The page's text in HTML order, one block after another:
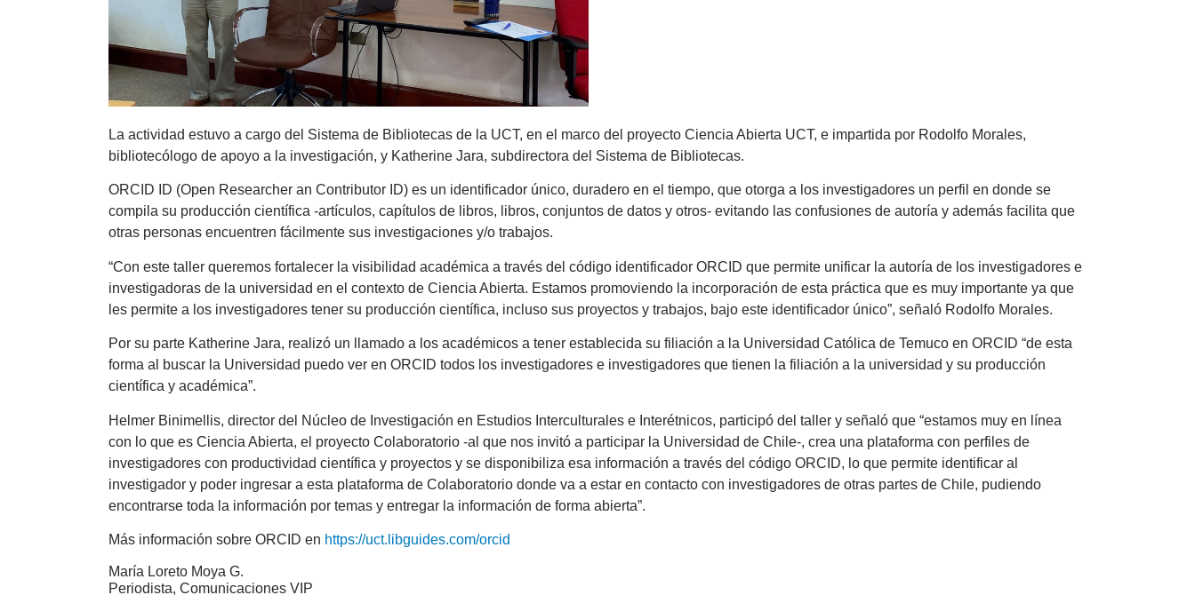
La actividad estuvo a cargo del Sistema de Bibliotecas de la UCT, en el marco del proyecto Ciencia Abierta UCT, e impartida por Rodolfo Morales,
bibliotecólogo de apoyo a la investigación, y Katherine Jara, subdirectora del Sistema de Bibliotecas.
ORCID ID (Open Researcher an Contributor ID) es un identificador único, duradero en el tiempo, que otorga a los investigadores un perfil en donde se
compila su producción científica -artículos, capítulos de libros, libros, conjuntos de datos y otros- evitando las confusiones de autoría y además facilita que
otras personas encuentren fácilmente sus investigaciones y/o trabajos.
“Con este taller queremos fortalecer la visibilidad académica a través del código identificador ORCID que permite unificar la autoría de los investigadores e
investigadoras de la universidad en el contexto de Ciencia Abierta. Estamos promoviendo la incorporación de esta práctica que es muy importante ya que
les permite a los investigadores tener su producción científica, incluso sus proyectos y trabajos, bajo este identificador único”, señaló Rodolfo Morales.
Por su parte Katherine Jara, realizó un llamado a los académicos a tener establecida su filiación a la Universidad Católica de Temuco en ORCID “de esta
forma al buscar la Universidad puedo ver en ORCID todos los investigadores e investigadores que tienen la filiación a la universidad y su producción
científica y académica”.
Helmer Binimellis, director del Núcleo de Investigación en Estudios Interculturales e Interétnicos, participó del taller y señaló que “estamos muy en línea
con lo que es Ciencia Abierta, el proyecto Colaboratorio -al que nos invitó a participar la Universidad de Chile-, crea una plataforma con perfiles de
investigadores con productividad científica y proyectos y se disponibiliza esa información a través del código ORCID, lo que permite identificar al
investigador y poder ingresar a esta plataforma de Colaboratorio donde va a estar en contacto con investigadores de otras partes de Chile, pudiendo
encontrarse toda la información por temas y entregar la información de forma abierta”.
Más información sobre ORCID en https://uct.libguides.com/orcid
María Loreto Moya G.
Periodista, Comunicaciones VIP